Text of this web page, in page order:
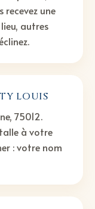
une
autres
LOUIS
75012.
à votre
: votre nom